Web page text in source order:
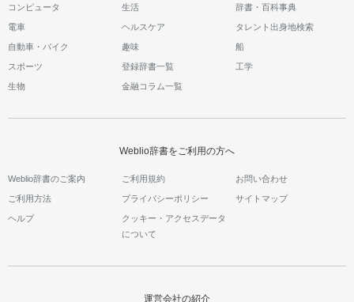
コンピュータ 生活 辞書・百科事典
電車 ヘルスケア タレント出身地検索
自動車・バイク 趣味 船
スポーツ 登録辞書一覧 工学
生物 金融コラム一覧
Weblio辞書をご利用の方へ
Weblio辞書のご案内 ご利用規約 お問い合わせ
ご利用方法 プライバシーポリシー サイトマップ
ヘルプ
クッキー・アクセスデータ
について
運営会社の紹介